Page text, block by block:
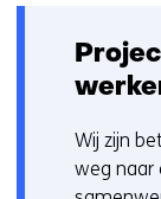
Wij zijn
weg naar